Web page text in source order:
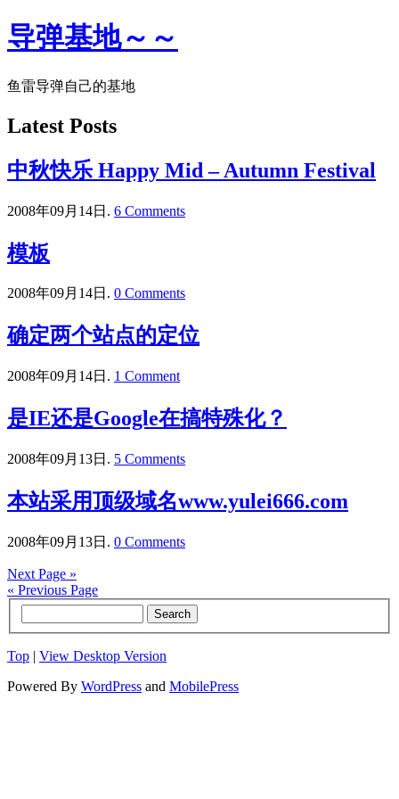
导弹基地～～
鱼雷导弹自己的基地
Latest Posts
中秋快乐 Happy Mid – Autumn Festival
2008年09月14日. 6 Comments
模板
2008年09月14日. 0 Comments
确定两个站点的定位
2008年09月14日. 1 Comment
是IE还是Google在搞特殊化？
2008年09月13日. 5 Comments
本站采用顶级域名www.yulei666.com
2008年09月13日. 0 Comments
Next Page »
« Previous Page
Top | View Desktop Version
Powered By WordPress and MobilePress